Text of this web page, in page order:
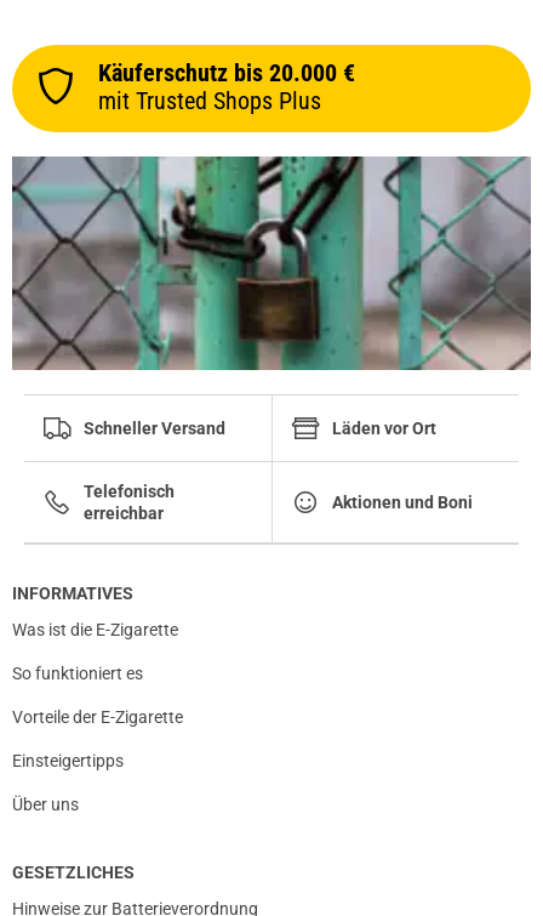
Käuferschutz bis 20.000 €
mit Trusted Shops Plus
Schneller Versand Läden vor Ort
Telefonisch
erreichbar
Aktionen und Boni
INFORMATIVES
Was ist die E-Zigarette
So funktioniert es
Vorteile der E-Zigarette
Einsteigertipps
Über uns
GESETZLICHES
Hinweise zur Batterieverordnung